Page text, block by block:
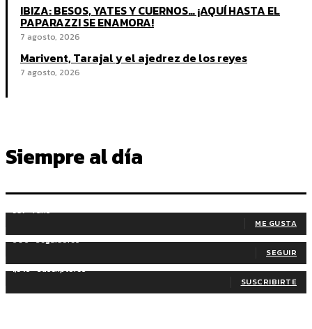
IBIZA: BESOS, YATES Y CUERNOS… ¡AQUÍ HASTA EL
PAPARAZZI SE ENAMORA!
7 agosto, 2026
Marivent, Tarajal y el ajedrez de los reyes
7 agosto, 2026
Siempre al día
937 Fans
ME GUSTA
606 Seguidores
SEGUIR
1,345 Suscriptores
SUSCRIBIRTE